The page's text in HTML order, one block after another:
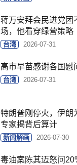
蒋万安拜会民进党团
场，他看穿绿营策略
台湾 2026-07-31
高市早苗感谢各国慰
台湾 2026-07-31
特朗普刚停火，伊朗
专家揭背后算计
新闻解画 2026-07-30
毒油案陈其迈怒问